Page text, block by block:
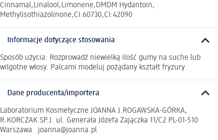
Cinnamal,Linalool,Limonene,DMDM Hydantoin,
Methylisothiazolinone,CI:60730,CI:42090
Informacje dotyczące stosowania
Sposób użycia: Rozprowadź niewielką ilość gumy na suche lub
wilgotne włosy. Palcami modeluj pożądany kształt fryzury
Dane producenta/importera
Laboratorium Kosmetyczne JOANNA J.ROGAWSKA-GÓRKA,
R.KORCZAK SP.J. ul. Generała Józefa Zajączka 11/C2 PL-01-510
Warszawa joanna@joanna.pl